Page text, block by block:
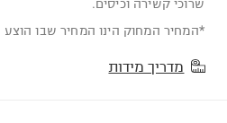
שרוכי קשירה וכיסים.
*המחיר המחוק הינו המחיר שבו
מדריך מידות